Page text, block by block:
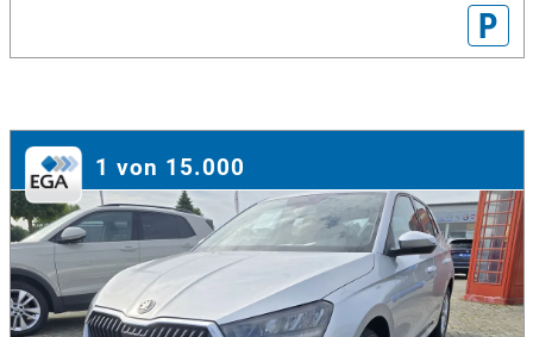
P
1 von 15.000